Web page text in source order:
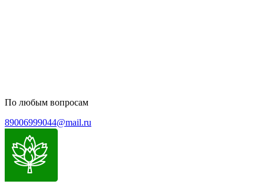
По любым вопросам
89006999044@mail.ru